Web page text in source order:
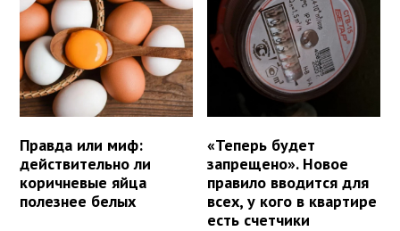
Правда или миф:
действительно ли
коричневые яйца
полезнее белых
«Теперь будет
запрещено». Новое
правило вводится для
всех, у кого в квартире
есть счетчики